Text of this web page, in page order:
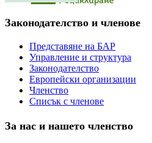
Законодателство и членове
Представяне на БАР
Управление и структура
Законодателство
Европейски организации
Членство
Списък с членове
За нас и нашето членство